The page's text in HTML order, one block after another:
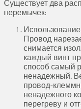
Существует два
перемычек:
Провод
снимается
каждый винт
способ самый
ненадежный.
провод-
ненадежного
перегреву и